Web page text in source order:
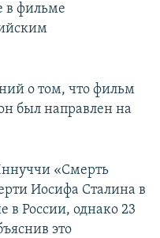
в фильме
о том, что фильм
был направлен на
«Смерть
Иосифа Сталина в
в России, однако 23
это